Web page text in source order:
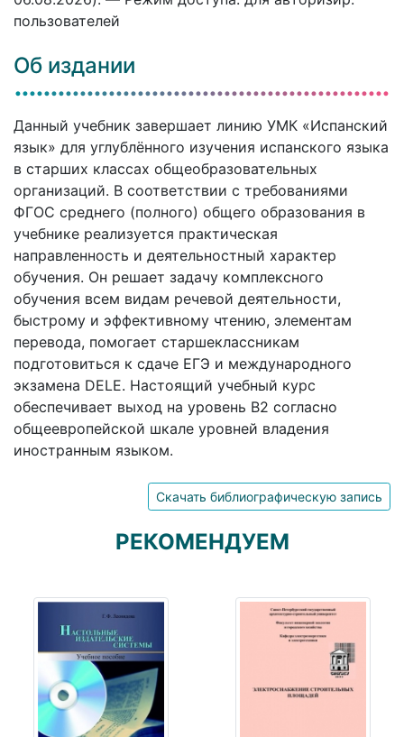
пользователей
Об издании
Данный учебник завершает линию УМК «Испанский
язык» для углублённого изучения испанского языка
в старших классах общеобразовательных
организаций. В соответствии с требованиями
ФГОС среднего (полного) общего образования в
учебнике реализуется практическая
направленность и деятельностный характер
обучения. Он решает задачу комплексного
обучения всем видам речевой деятельности,
быстрому и эффективному чтению, элементам
перевода, помогает старшеклассникам
подготовиться к сдаче ЕГЭ и международного
экзамена DELE. Настоящий учебный курс
обеспечивает выход на уровень В2 согласно
общеевропейской шкале уровней владения
иностранным языком.
Скачать библиографическую запись
РЕКОМЕНДУЕМ